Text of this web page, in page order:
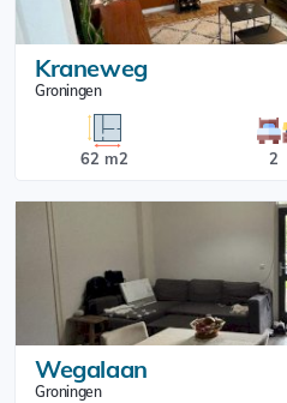
Kraneweg
Groningen
62 m2 2
Wegalaan
Groningen